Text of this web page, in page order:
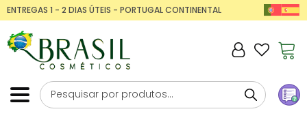
ENTREGAS 1 - 2 DIAS ÚTEIS - PORTUGAL CONTINENTAL